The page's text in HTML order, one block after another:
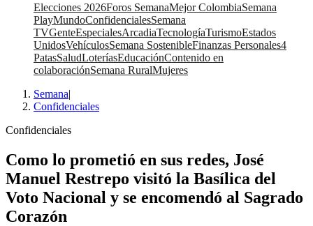
Elecciones 2026Foros SemanaMejor ColombiaSemana
PlayMundoConfidencialesSemana
TVGenteEspecialesArcadiaTecnologíaTurismoEstados
UnidosVehículosSemana SostenibleFinanzas Personales4
PatasSaludLoteríasEducaciónContenido en
colaboraciónSemana RuralMujeres
Semana|
Confidenciales
Confidenciales
Como lo prometió en sus redes, José
Manuel Restrepo visitó la Basílica del
Voto Nacional y se encomendó al Sagrado
Corazón